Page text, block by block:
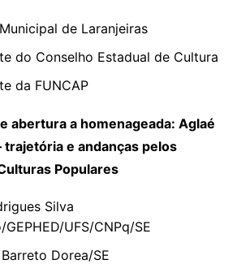
de Laranjeiras
do Conselho Estadual de Cultura
da FUNCAP
abertura a homenageada: Aglaé
trajetória e andanças pelos
Populares
Silva
UFS/CNPq/SE
Dorea/SE